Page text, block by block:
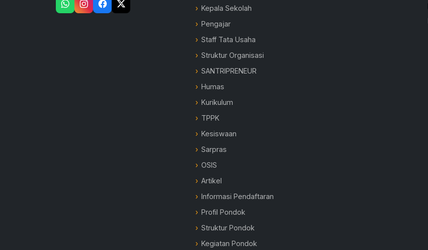
Kepala Sekolah
Pengajar
Staff Tata Usaha
Struktur Organisasi
SANTRIPRENEUR
Humas
Kurikulum
TPPK
Kesiswaan
Sarpras
OSIS
Artikel
Informasi Pendaftaran
Profil Pondok
Struktur Pondok
Kegiatan Pondok